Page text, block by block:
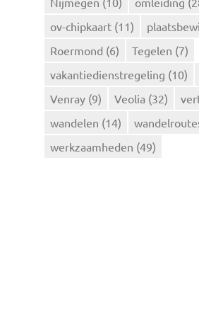
ov-chipkaart (11)
Roermond (6) Tegelen (7)
vakantiedienstregeling (10)
Venray (9) Veolia (32)
wandelen (14)
werkzaamheden (49)